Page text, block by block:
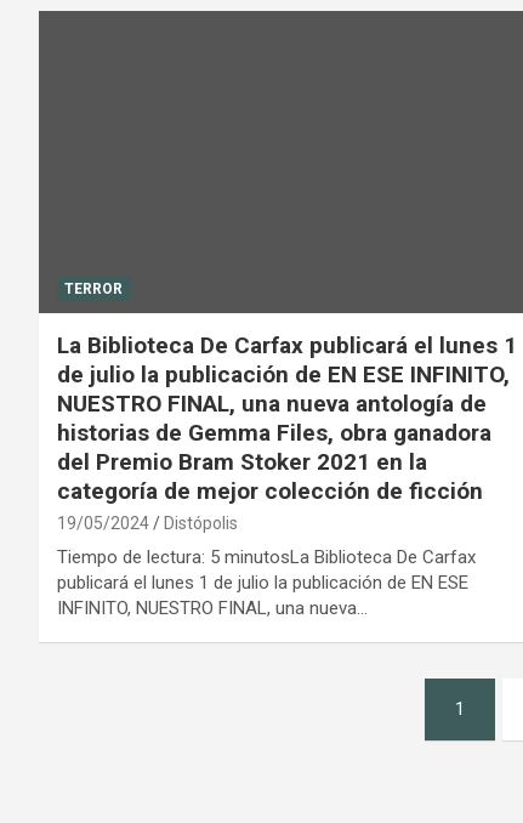
TERROR
La Biblioteca De Carfax publicará el lunes 1
de julio la publicación de EN ESE INFINITO,
NUESTRO FINAL, una nueva antología de
historias de Gemma Files, obra ganadora
del Premio Bram Stoker 2021 en la
categoría de mejor colección de ficción
19/05/2024 Distópolis
Tiempo de lectura: 5 minutosLa Biblioteca De Carfax
publicará el lunes 1 de julio la publicación de EN ESE
INFINITO, NUESTRO FINAL, una nueva…
1